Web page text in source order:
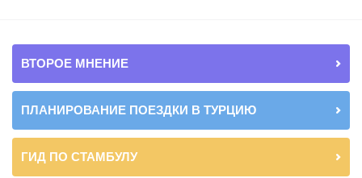
ВТОРОЕ МНЕНИЕ
ПЛАНИРОВАНИЕ ПОЕЗДКИ В ТУРЦИЮ
ГИД ПО СТАМБУЛУ